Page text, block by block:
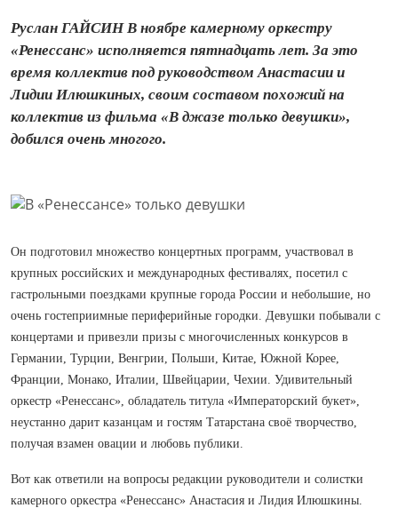
Руслан ГАЙСИН В ноябре камерному оркестру
«Ренессанс» исполняется пятнадцать лет. За это
время коллектив под руководством Анастасии и
Лидии Илюшкиных, своим составом похожий на
коллектив из фильма «В джазе только девушки»,
добился очень многого.
Он подготовил множество концертных программ, участвовал в
крупных российских и международных фестивалях, посетил с
гастрольными поездками крупные города России и небольшие, но
очень гостеприимные периферийные городки. Девушки побывали с
концертами и привезли призы с многочисленных конкурсов в
Германии, Турции, Венгрии, Польши, Китае, Южной Корее,
Франции, Монако, Италии, Швейцарии, Чехии. Удивительный
оркестр «Ренессанс», обладатель титула «Императорский букет»,
неустанно дарит казанцам и гостям Татарстана своё творчество,
получая взамен овации и любовь публики.
Вот как ответили на вопросы редакции руководители и солистки
камерного оркестра «Ренессанс» Анастасия и Лидия Илюшкины.